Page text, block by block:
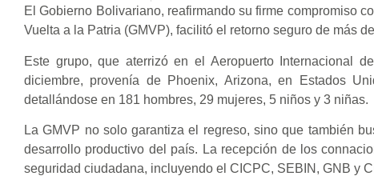
El Gobierno Bolivariano, reafirmando su firme compromiso
Vuelta a la Patria (GMVP), facilitó el retorno seguro de más
Este grupo, que aterrizó en el Aeropuerto Internacional
diciembre, provenía de Phoenix, Arizona, en Estados
detallándose en 181 hombres, 29 mujeres, 5 niños y 3 niñas.
La GMVP no solo garantiza el regreso, sino que también
desarrollo productivo del país. La recepción de los
seguridad ciudadana, incluyendo el CICPC, SEBIN, GNB y